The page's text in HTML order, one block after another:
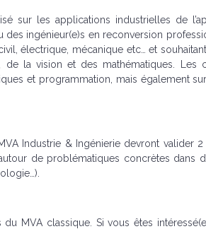
sur les applications industrielles de
des ingénieur(e)s en reconversion
électrique, mécanique etc… et
la vision et des mathématiques. Les
et programmation, mais également
Industrie & Ingénierie devront valider
de problématiques concrètes dans
MVA classique. Si vous êtes